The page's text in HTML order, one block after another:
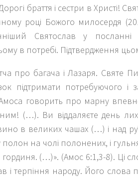
браття і сестри в Христі!
році Божого милосердя
Святослав у
в потребі. Підтвердження
про багача і Лазаря. Святе
підтримати потребуючого
говорить про марну
(…). Ви віддаляєте день
в великих чашах (…) і над
полон на чолі полонених, і
гординя. (…)». (Амос 6:1,3-8). Ці
і терпіння народу. Його слова